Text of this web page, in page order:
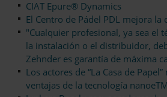
CIAT Epure® Dynamics
El Centro de Pádel PDL mejora la
"Cualquier profesional, ya sea el
la instalación o el distribuidor,
Zehnder es garantía de máxima
Los actores de “La Casa de
ventajas de la tecnología